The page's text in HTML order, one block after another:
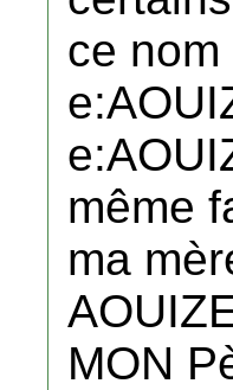
ce
même
ma
MON